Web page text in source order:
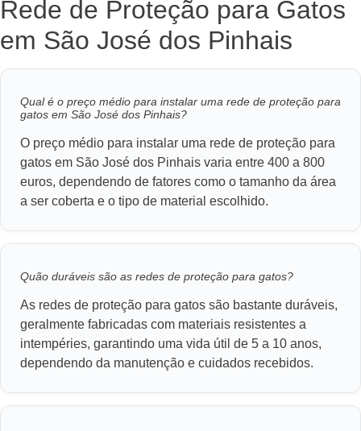
Rede de Proteção para Gatos
em São José dos Pinhais
Qual é o preço médio para instalar uma rede de proteção para
gatos em São José dos Pinhais?
O preço médio para instalar uma rede de proteção para
gatos em São José dos Pinhais varia entre 400 a 800
euros, dependendo de fatores como o tamanho da área
a ser coberta e o tipo de material escolhido.
Quão duráveis são as redes de proteção para gatos?
As redes de proteção para gatos são bastante duráveis,
geralmente fabricadas com materiais resistentes a
intempéries, garantindo uma vida útil de 5 a 10 anos,
dependendo da manutenção e cuidados recebidos.